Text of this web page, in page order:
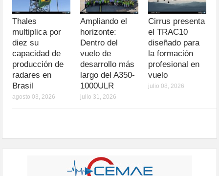
Thales
multiplica por
diez su
capacidad de
producción de
radares en
Brasil
agosto 03, 2026
Ampliando el
horizonte:
Dentro del
vuelo de
desarrollo más
largo del A350-
1000ULR
julio 31, 2026
Cirrus presenta
el TRAC10
diseñado para
la formación
profesional en
vuelo
julio 08, 2026